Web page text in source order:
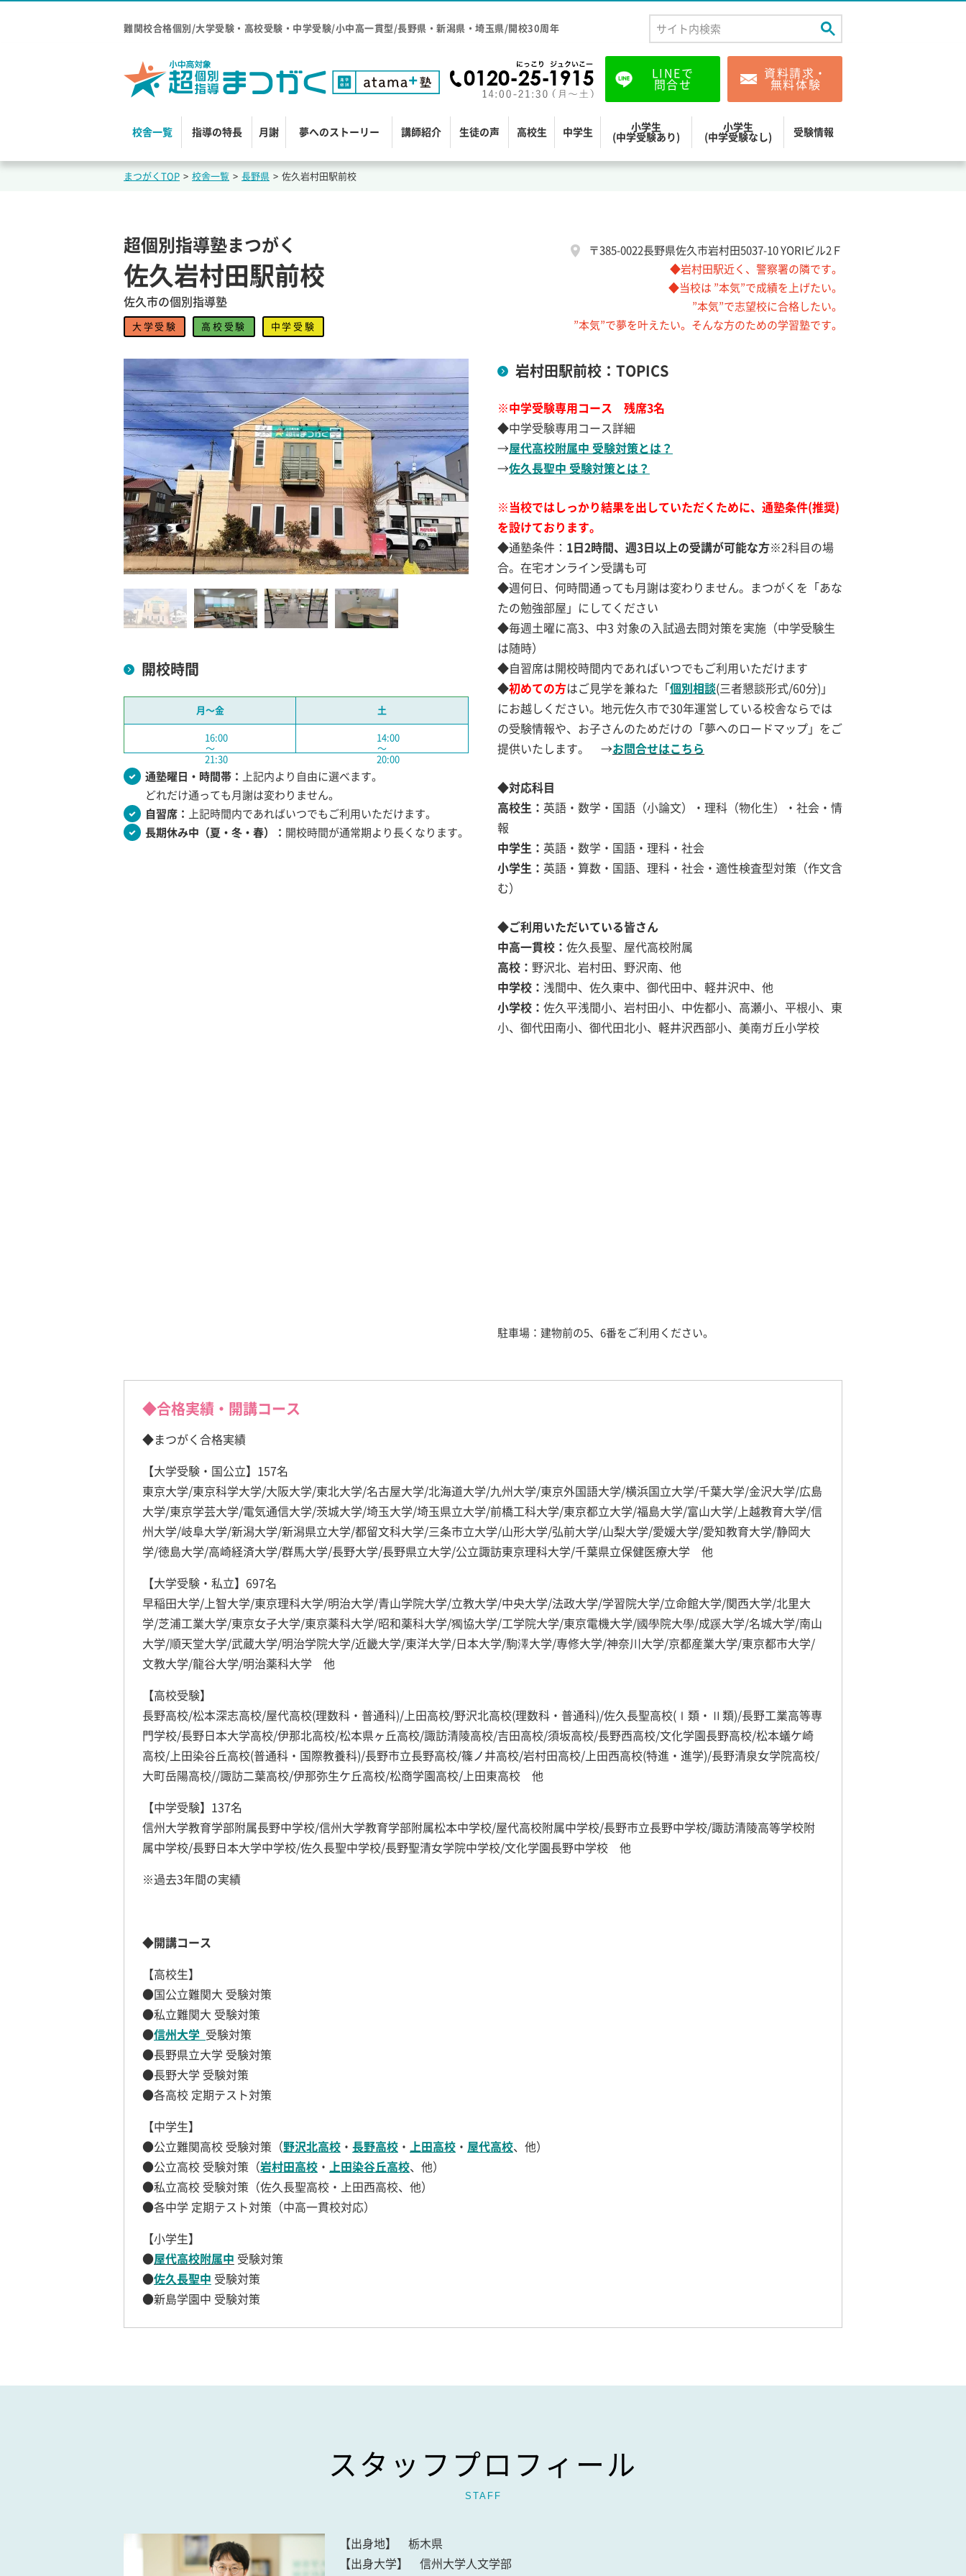
難関校合格個別/大学受験・高校受験・中学受験/小中高一貫型/長野県・新潟県・埼玉県/開校30周年
LINEで
問合せ
資料請求・
無料体験
校舎一覧 指導の特長 月謝 夢へのストーリー 講師紹介 生徒の声 高校生 中学生
小学生
(中学受験あり)
小学生
(中学受験なし)
受験情報
まつがくTOP > 校舎一覧 > 長野県 > 佐久岩村田駅前校
超個別指導塾まつがく
佐久岩村田駅前校
佐久市の個別指導塾
大学受験 高校受験 中学受験
〒385-0022長野県佐久市岩村田5037-10 YORIビル2Ｆ
◆岩村田駅近く、警察署の隣です。
◆当校は ”本気”で成績を上げたい。
”本気”で志望校に合格したい。
”本気”で夢を叶えたい。そんな方のための学習塾です。
開校時間
月〜金 土
16:00
〜
21:30
14:00
〜
20:00
通塾曜日・時間帯：
上記内より自由に選べます。
どれだけ通っても月謝は変わりません。
自習席：
上記時間内であればいつでもご利用いただけます。
長期休み中（夏・冬・春）： 開校時間が通常期より長くなります。
岩村田駅前校：TOPICS
※中学受験専用コース 残席3名
◆中学受験専用コース詳細
→屋代高校附属中 受験対策とは？
→佐久長聖中 受験対策とは？
※当校ではしっかり結果を出していただくために、通塾条件(推奨)
を設けております。
◆通塾条件： 1日2時間、週3日以上の受講が可能な方※2科目の場
合。在宅オンライン受講も可
◆週何日、何時間通っても月謝は変わりません。まつがくを「あな
たの勉強部屋」にしてください
◆毎週土曜に高3、中3 対象の入試過去問対策を実施（中学受験生
は随時）
◆自習席は開校時間内であればいつでもご利用いただけます
◆初めての方はご見学を兼ねた「 個別相談(三者懇談形式/60分)」
にお越しください。地元佐久市で30年運営している校舎ならでは
の受験情報や、お子さんのためだけの「夢へのロードマップ」をご
提供いたします。 →お問合せはこちら
◆対応科目
高校生： 英語・数学・国語（小論文）・理科（物化生）・社会・情
報
中学生： 英語・数学・国語・理科・社会
小学生： 英語・算数・国語、理科・社会・適性検査型対策（作文含
む）
◆ご利用いただいている皆さん
中高一貫校： 佐久長聖、屋代高校附属
高校： 野沢北、岩村田、野沢南、他
中学校： 浅間中、佐久東中、御代田中、軽井沢中、他
小学校： 佐久平浅間小、岩村田小、中佐都小、高瀬小、平根小、東
小、御代田南小、御代田北小、軽井沢西部小、美南ガ丘小学校
駐車場：建物前の5、6番をご利用ください。
◆合格実績・開講コース
◆まつがく合格実績
【大学受験・国公立】157名
東京大学/東京科学大学/大阪大学/東北大学/名古屋大学/北海道大学/九州大学/東京外国語大学/横浜国立大学/千葉大学/金沢大学/広島
大学/東京学芸大学/電気通信大学/茨城大学/埼玉大学/埼玉県立大学/前橋工科大学/東京都立大学/福島大学/富山大学/上越教育大学/信
州大学/岐阜大学/新潟大学/新潟県立大学/都留文科大学/三条市立大学/山形大学/弘前大学/山梨大学/愛媛大学/愛知教育大学/静岡大
学/徳島大学/高崎経済大学/群馬大学/長野大学/長野県立大学/公立諏訪東京理科大学/千葉県立保健医療大学 他
【大学受験・私立】697名
早稲田大学/上智大学/東京理科大学/明治大学/青山学院大学/立教大学/中央大学/法政大学/学習院大学/立命館大学/関西大学/北里大
学/芝浦工業大学/東京女子大学/東京薬科大学/昭和薬科大学/獨協大学/工学院大学/東京電機大学/國學院大學/成蹊大学/名城大学/南山
大学/順天堂大学/武蔵大学/明治学院大学/近畿大学/東洋大学/日本大学/駒澤大学/専修大学/神奈川大学/京都産業大学/東京都市大学/
文教大学/龍谷大学/明治薬科大学 他
【高校受験】
長野高校/松本深志高校/屋代高校(理数科・普通科)/上田高校/野沢北高校(理数科・普通科)/佐久長聖高校(Ⅰ類・Ⅱ類)/長野工業高等専
門学校/長野日本大学高校/伊那北高校/松本県ヶ丘高校/諏訪清陵高校/吉田高校/須坂高校/長野西高校/文化学園長野高校/松本蟻ケ崎
高校/上田染谷丘高校(普通科・国際教養科)/長野市立長野高校/篠ノ井高校/岩村田高校/上田西高校(特進・進学)/長野清泉女学院高校/
大町岳陽高校//諏訪二葉高校/伊那弥生ケ丘高校/松商学園高校/上田東高校 他
【中学受験】137名
信州大学教育学部附属長野中学校/信州大学教育学部附属松本中学校/屋代高校附属中学校/長野市立長野中学校/諏訪清陵高等学校附
属中学校/長野日本大学中学校/佐久長聖中学校/長野聖清女学院中学校/文化学園長野中学校 他
※過去3年間の実績
◆開講コース
【高校生】
●国公立難関大 受験対策
●私立難関大 受験対策
●信州大学 受験対策
●長野県立大学 受験対策
●長野大学 受験対策
●各高校 定期テスト対策
【中学生】
●公立難関高校 受験対策（野沢北高校 ・ 長野高校 ・ 上田高校 ・ 屋代高校、他）
●公立高校 受験対策（岩村田高校 ・ 上田染谷丘高校、他）
●私立高校 受験対策（佐久長聖高校・上田西高校、他）
●各中学 定期テスト対策（中高一貫校対応）
【小学生】
●屋代高校附属中 受験対策
●佐久長聖中 受験対策
●新島学園中 受験対策
スタッフプロフィール
STAFF
【出身地】 栃木県
【出身大学】 信州大学人文学部